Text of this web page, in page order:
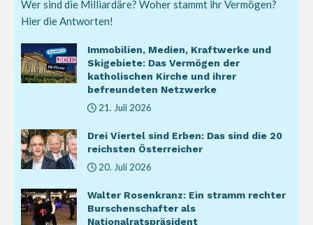
Wer sind die Milliardäre? Woher stammt ihr Vermögen?
Hier die Antworten!
Immobilien, Medien, Kraftwerke und
Skigebiete: Das Vermögen der
katholischen Kirche und ihrer
befreundeten Netzwerke
21. Juli 2026
Drei Viertel sind Erben: Das sind die 20
reichsten Österreicher
20. Juli 2026
Walter Rosenkranz: Ein stramm rechter
Burschenschafter als
Nationalratspräsident